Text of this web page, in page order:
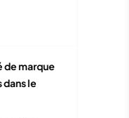
de marque
le